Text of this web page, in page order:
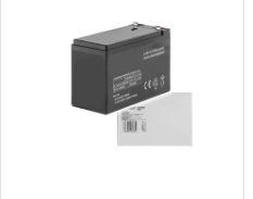
Najpredávanejšie